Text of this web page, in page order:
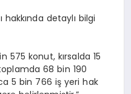
hakkında detaylı bilgi
575 konut, kırsalda 15
68 bin 190
5 bin 766 iş yeri hak